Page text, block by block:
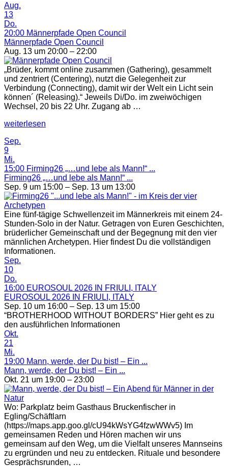
„Im
Vertrauen
unterwegs
sein““
Aug.
13
Do.
20:00 Männerpfade Open Council
Männerpfade Open Council
Aug. 13 um 20:00 – 22:00
„Brüder, kommt online zusammen (Gathering), gesammelt
und zentriert (Centering), nutzt die Gelegenheit zur
Verbindung (Connecting), damit wir der Welt ein Licht sein
können´ (Releasing).“ Jeweils Di/Do. im zweiwöchigen
Wechsel, 20 bis 22 Uhr. Zugang ab …
„Männerpfade
Council“
weiterlesen
Sep.
9
Mi.
15:00 Firming26 „…und lebe als Mann!“ ...
Firming26 „…und lebe als Mann!“ ...
Sep. 9 um 15:00 – Sep. 13 um 13:00
Eine fünf-tägige Schwellenzeit im Männerkreis mit einem 24-
Stunden-Solo in der Natur. Getragen von Euren Geschichten,
brüderlicher Gemeinschaft und der Begegnung mit den vier
männlichen Archetypen. Hier findest Du die vollständigen
Informationen.
Sep.
10
Do.
16:00 EUROSOUL 2026 IN FRIULI, ITALY
EUROSOUL 2026 IN FRIULI, ITALY
Sep. 10 um 16:00 – Sep. 13 um 15:00
“BROTHERHOOD WITHOUT BORDERS” Hier geht es zu
den ausführlichen Informationen
Okt.
21
Mi.
19:00 Mann, werde, der Du bist! – Ein ...
Mann, werde, der Du bist! – Ein ...
Okt. 21 um 19:00 – 23:00
Wo: Parkplatz beim Gasthaus Bruckenfischer in
Egling/Schäftlarn
(https://maps.app.goo.gl/cU94kWsYG4fzwWWv5) Im
gemeinsamen Reden und Hören machen wir uns
gemeinsam auf den Weg, um die Vielfalt unseres Mannseins
zu ergründen und neu zu entdecken. Rituale und besondere
Gesprächsrunden, …